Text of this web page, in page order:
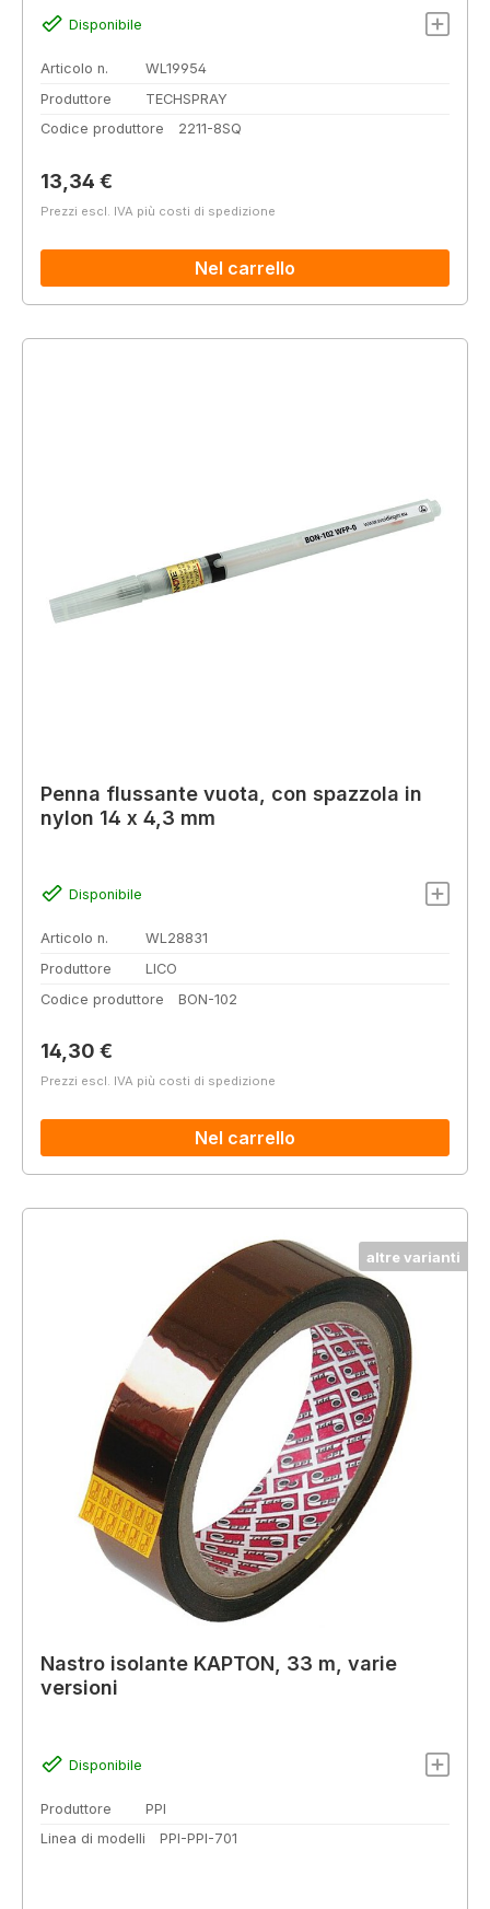
Disponibile
Articolo n.
WL19954
Produttore
TECHSPRAY
Codice produttore
2211-8SQ
Prezzo normale:
13,34 €
Prezzi escl. IVA più costi di spedizione
Nel carrello
Penna flussante vuota, con spazzola in
nylon 14 x 4,3 mm
Disponibile
Articolo n.
WL28831
Produttore
LICO
Codice produttore
BON-102
Prezzo normale:
14,30 €
Prezzi escl. IVA più costi di spedizione
Nel carrello
altre varianti
Nastro isolante KAPTON, 33 m, varie
versioni
Disponibile
Produttore
PPI
Linea di modelli
PPI-PPI-701